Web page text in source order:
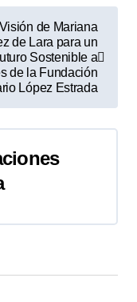
de Mariana
de Lara para un
Sostenible a
de la Fundación
López Estrada